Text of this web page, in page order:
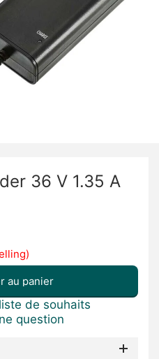
36 V 1.35 A
au panier
de souhaits
question